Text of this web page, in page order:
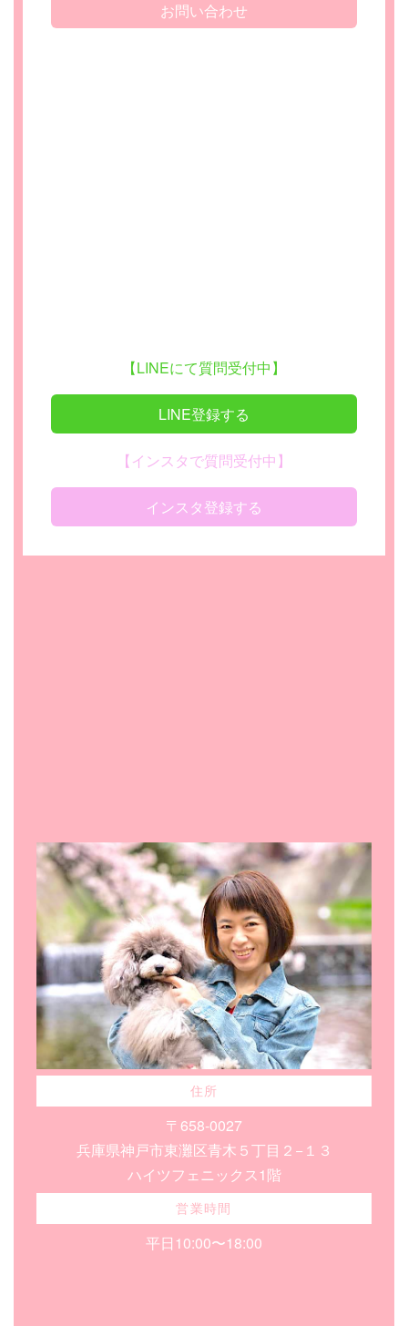
お問い合わせ
【LINEにて質問受付中】
LINE登録する
【インスタで質問受付中】
インスタ登録する
住所
〒658-0027
兵庫県神戸市東灘区青木５丁目２−１３
ハイツフェニックス1階
営業時間
平日10:00〜18:00